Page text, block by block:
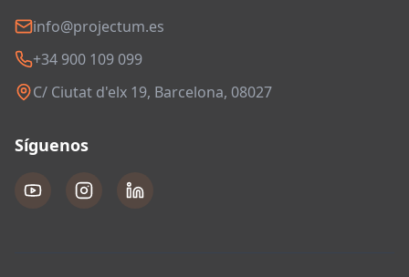
info@projectum.es
+34 900 109 099
C/ Ciutat d'elx 19, Barcelona, 08027
Síguenos